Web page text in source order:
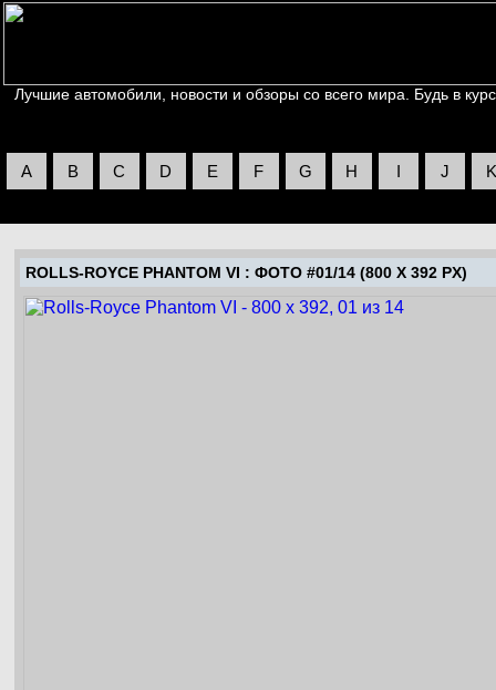
Лучшие автомобили, новости и обзоры со всего мира. Будь в
A B C D E F G H I J K
ROLLS-ROYCE PHANTOM VI : ФОТО #01/14 (800 X 392 PX)